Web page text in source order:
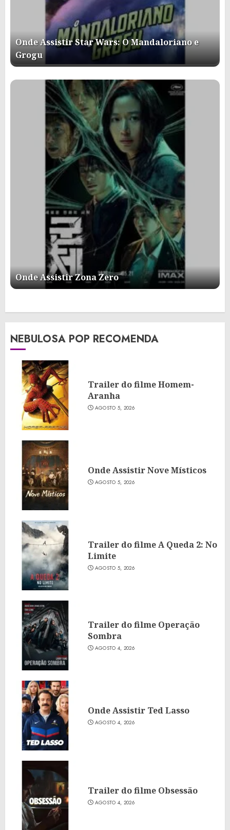
Onde Assistir Star Wars: O Mandaloriano e
Grogu
Onde Assistir Zona Zero
NEBULOSA POP RECOMENDA
Trailer do filme Homem-
Aranha
AGOSTO 5, 2026
Onde Assistir Nove Místicos
AGOSTO 5, 2026
Trailer do filme A Queda 2: No
Limite
AGOSTO 5, 2026
Trailer do filme Operação
Sombra
AGOSTO 4, 2026
Onde Assistir Ted Lasso
AGOSTO 4, 2026
Trailer do filme Obsessão
AGOSTO 4, 2026